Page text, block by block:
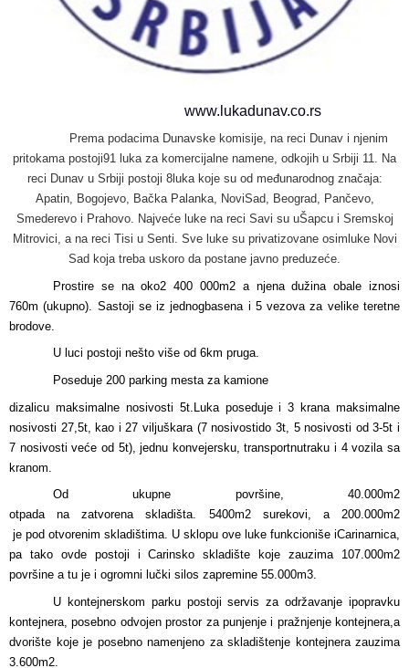
Fotografije
Događaji
Skupština udruženja
Siva ekonomija
Savetnici
Marketing
Zastupanje i posredovanje
Fakultet tehničkih nauka Novi Sad
Skupovi i konferencije
www.lukadunav.co.rs
Prema podacima Dunavske komisije, na reci Dunav i njenim
pritokama postoji91 luka za komercijalne namene, od kojih u Srbiji 11. Na
reci Dunav u Srbiji postoji 8luka koje su od međunarodnog značaja:
Apatin, Bogojevo, Bačka Palanka, NoviSad, Beograd, Pančevo,
Smederevo i Prahovo. Najveće luke na reci Savi su uŠapcu i Sremskoj
Mitrovici, a na reci Tisi u Senti. Sve luke su privatizovane osimluke Novi
Sad koja treba uskoro da postane javno preduzeće.
Prostire se na oko2 400 000m2 a njena dužina obale iznosi
760m (ukupno). Sastoji se iz jednogbasena i 5 vezova za velike teretne
brodove.
U luci postoji nešto više od 6km pruga.
Poseduje 200 parking mesta za kamione
dizalicu maksimalne nosivosti 5t.Luka poseduje i 3 krana maksimalne
nosivosti 27,5t, kao i 27 viljuškara (7 nosivostido 3t, 5 nosivosti od 3-5t i
7 nosivosti veće od 5t), jednu konvejersku, transportnutraku i 4 vozila sa
kranom.
Od ukupne površine, 40.000m2
otpada na zatvorena skladišta. 5400m2 surekovi, a 200.000m2
je pod otvorenim skladištima. U sklopu ove luke funkcioniše iCarinarnica,
pa tako ovde postoji i Carinsko skladište koje zauzima 107.000m2
površine a tu je i ogromni lučki silos zapremine 55.000m3.
U kontejnerskom parku postoji servis za održavanje ipopravku
kontejnera, posebno odvojen prostor za punjenje i pražnjenje kontejnera,a
dvorište koje je posebno namenjeno za skladištenje kontejnera zauzima
3.600m2.